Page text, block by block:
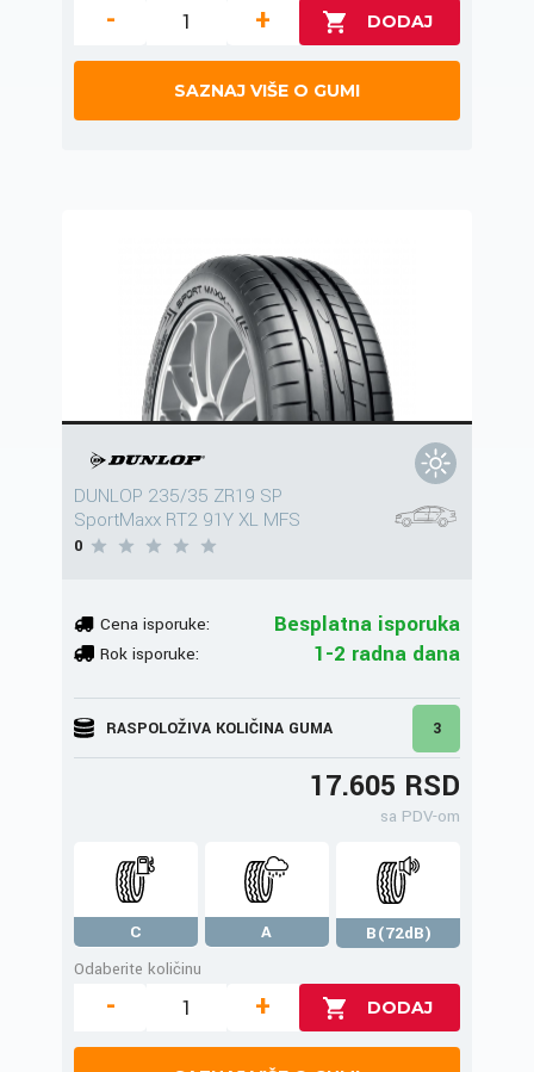
- +
SAZNAJ VIŠE O GUMI
DUNLOP 235/35 ZR19 SP
SportMaxx RT2 91Y XL MFS
0
Cena isporuke: Besplatna isporuka
Rok isporuke: 1-2 radna dana
RASPOLOŽIVA KOLIČINA GUMA 3
17.605 RSD
sa PDV-om
C A
B(72dB)
Odaberite količinu
- +